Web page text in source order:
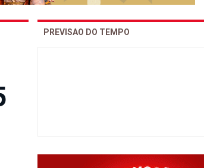
PREVISAO DO TEMPO